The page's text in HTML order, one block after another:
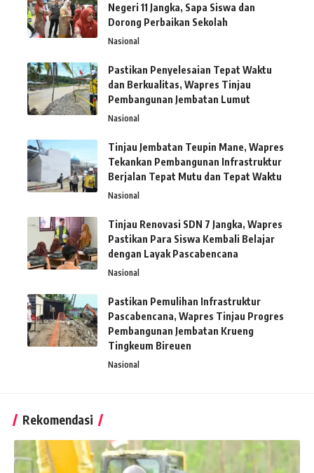
Negeri 11 Jangka, Sapa Siswa dan
Dorong Perbaikan Sekolah
Nasional
Pastikan Penyelesaian Tepat Waktu
dan Berkualitas, Wapres Tinjau
Pembangunan Jembatan Lumut
Nasional
Tinjau Jembatan Teupin Mane, Wapres
Tekankan Pembangunan Infrastruktur
Berjalan Tepat Mutu dan Tepat Waktu
Nasional
Tinjau Renovasi SDN 7 Jangka, Wapres
Pastikan Para Siswa Kembali Belajar
dengan Layak Pascabencana
Nasional
Pastikan Pemulihan Infrastruktur
Pascabencana, Wapres Tinjau Progres
Pembangunan Jembatan Krueng
Tingkeum Bireuen
Nasional
Rekomendasi